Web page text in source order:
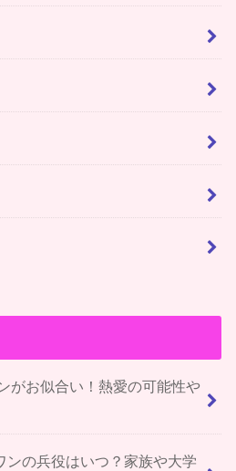
がお似合い！熱愛の可能性や
ンの兵役はいつ？家族や大学